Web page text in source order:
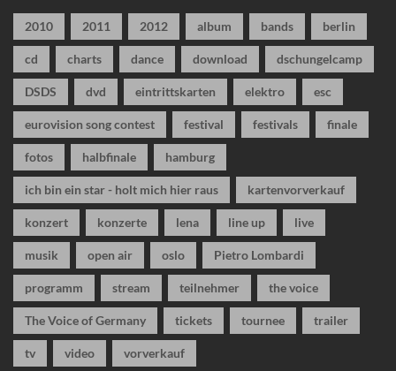
2010 2011 2012 album bands berlin
cd charts dance download dschungelcamp
DSDS dvd eintrittskarten elektro esc
eurovision song contest festival festivals finale
fotos halbfinale hamburg
ich bin ein star - holt mich hier raus kartenvorverkauf
konzert konzerte lena line up live
musik open air oslo Pietro Lombardi
programm stream teilnehmer the voice
The Voice of Germany tickets tournee trailer
tv video vorverkauf